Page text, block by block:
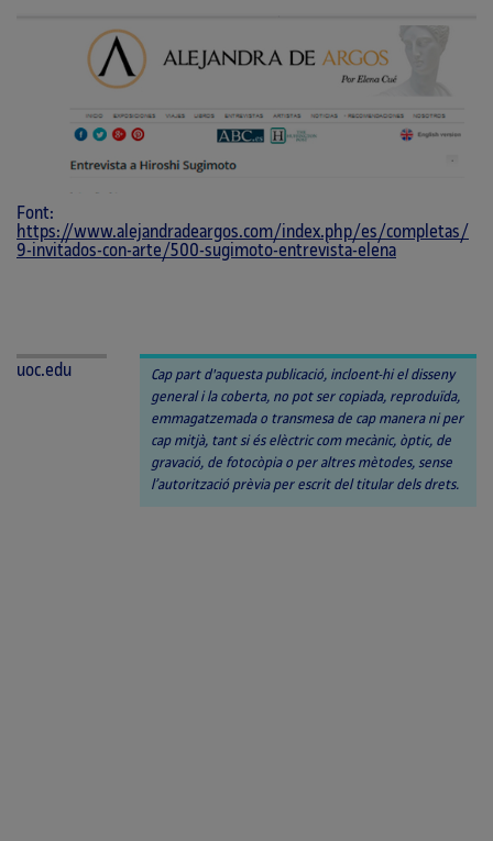
Font:
https://www.alejandradeargos.com/index.php/es/completas/
9-invitados-con-arte/500-sugimoto-entrevista-elena
uoc.edu
Cap part d'aquesta publicació, incloent-hi el disseny
general i la coberta, no pot ser copiada, reproduïda,
emmagatzemada o transmesa de cap manera ni per
cap mitjà, tant si és elèctric com mecànic, òptic, de
gravació, de fotocòpia o per altres mètodes, sense
l’autorització prèvia per escrit del titular dels drets.